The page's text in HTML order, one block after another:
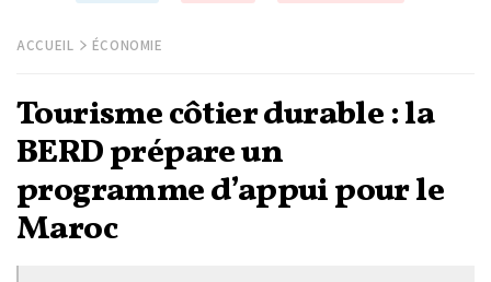
ACCUEIL ÉCONOMIE
Tourisme côtier durable : la
BERD prépare un
programme d’appui pour le
Maroc